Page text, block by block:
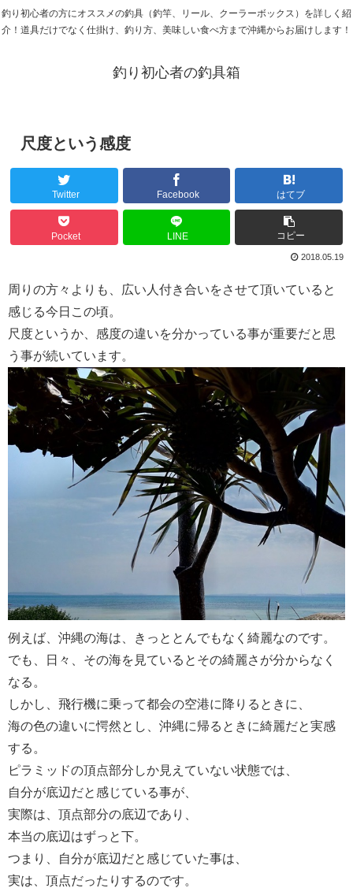
釣り初心者の方にオススメの釣具（釣竿、リール、クーラーボックス）を詳しく紹
介！道具だけでなく仕掛け、釣り方、美味しい食べ方まで沖縄からお届けします！
釣り初心者の釣具箱
尺度という感度
Twitter Facebook はてブ
Pocket LINE コピー
2018.05.19
周りの方々よりも、広い人付き合いをさせて頂いていると
感じる今日この頃。
尺度というか、感度の違いを分かっている事が重要だと思
う事が続いています。
例えば、沖縄の海は、きっととんでもなく綺麗なのです。
でも、日々、その海を見ているとその綺麗さが分からなく
なる。
しかし、飛行機に乗って都会の空港に降りるときに、
海の色の違いに愕然とし、沖縄に帰るときに綺麗だと実感
する。
ピラミッドの頂点部分しか見えていない状態では、
自分が底辺だと感じている事が、
実際は、頂点部分の底辺であり、
本当の底辺はずっと下。
つまり、自分が底辺だと感じていた事は、
実は、頂点だったりするのです。